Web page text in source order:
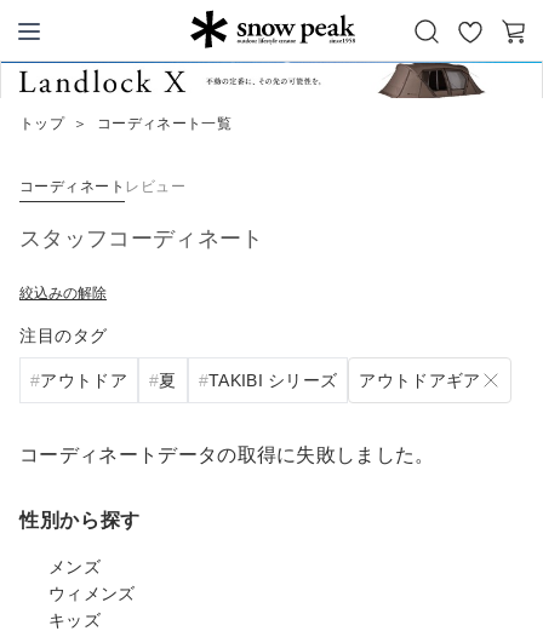
Snow Peak
お
気
カ
トップ ＞ コーディネート一覧
コーディネート レビュー
スタッフコーディネート
絞込みの解除
注目のタグ
アウトドア 夏 TAKIBI シリーズ アウトドアギア
コーディネートデータの取得に失敗しました。
性別から探す
メンズ
ウィメンズ
キッズ